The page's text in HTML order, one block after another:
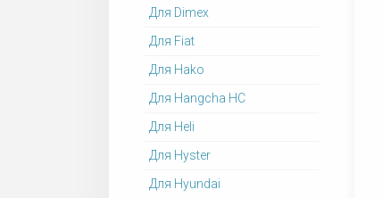
Для Dimex
Для Fiat
Для Hako
Для Hangcha HC
Для Heli
Для Hyster
Для Hyundai